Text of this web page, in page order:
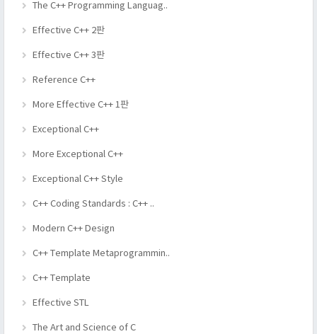
The C++ Programming Languag..
Effective C++ 2판
Effective C++ 3판
Reference C++
More Effective C++ 1판
Exceptional C++
More Exceptional C++
Exceptional C++ Style
C++ Coding Standards : C++ ..
Modern C++ Design
C++ Template Metaprogrammin..
C++ Template
Effective STL
The Art and Science of C